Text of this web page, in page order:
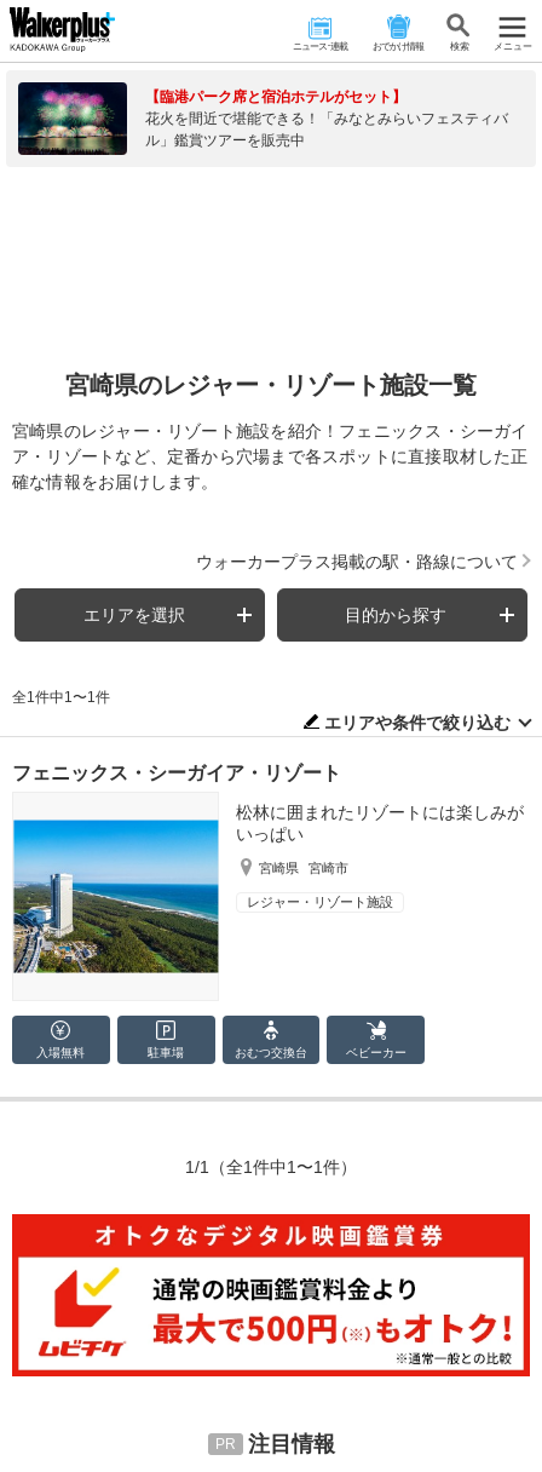
ニュース･連載 おでかけ情報 検 索 メニュー
【臨港パーク席と宿泊ホテルがセット】
花火を間近で堪能できる！「みなとみらいフェスティバ
ル」鑑賞ツアーを販売中
宮崎県のレジャー・リゾート施設一覧
宮崎県のレジャー・リゾート施設を紹介！フェニックス・シーガイ
ア・リゾートなど、定番から穴場まで各スポットに直接取材した正
確な情報をお届けします。
ウォーカープラス掲載の駅・路線について
エリアを選択 目的から探す
全1件中1〜1件
エリアや条件で絞り込む
フェニックス・シーガイア・リゾート
松林に囲まれたリゾートには楽しみが
いっぱい
宮崎県 宮崎市
レジャー・リゾート施設
入場無料 駐車場 おむつ交換台 ベビーカー
1/1 （全1件中1〜1件）
注目情報